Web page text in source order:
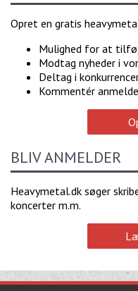
Opret en gratis
Mulighed for at
Modtag nyheder i
Deltag i
Kommentér
BLIV ANMELDER
Heavymetal.dk søger
koncerter m.m.